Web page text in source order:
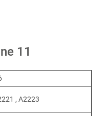
11
, A2223